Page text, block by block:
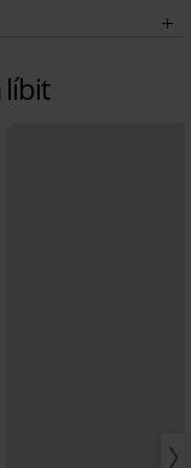
líbit